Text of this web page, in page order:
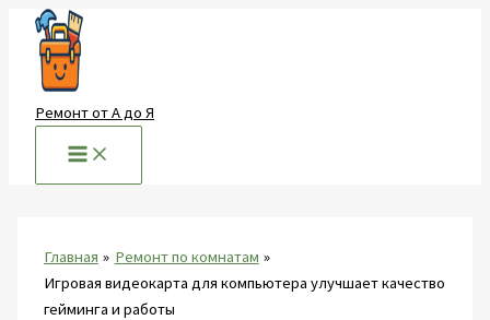
Перейти
содержимому
Ремонт от А до Я
Главная
Ремонт по комнатам
Игровая видеокарта для компьютера улучшает качество
гейминга и работы